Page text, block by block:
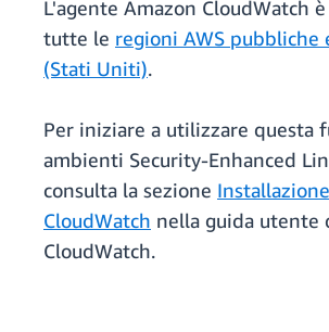
L'agente Amazon CloudWatch
tutte le regioni AWS pubbliche
(Stati Uniti).
Per iniziare a utilizzare questa
ambienti Security-Enhanced
consulta la sezione
CloudWatch nella guida utente
CloudWatch.